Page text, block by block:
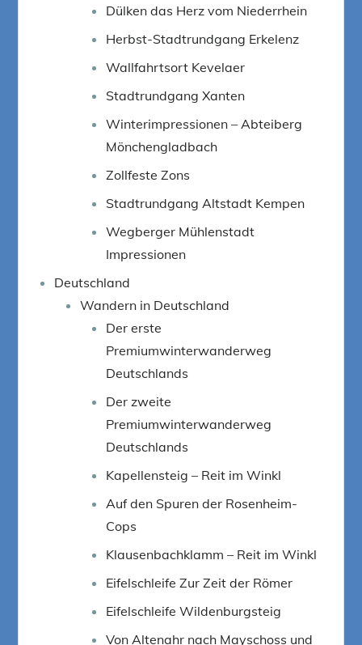
Dülken das Herz vom Niederrhein
Herbst-Stadtrundgang Erkelenz
Wallfahrtsort Kevelaer
Stadtrundgang Xanten
Winterimpressionen – Abteiberg
Mönchengladbach
Zollfeste Zons
Stadtrundgang Altstadt Kempen
Wegberger Mühlenstadt
Impressionen
Deutschland
Wandern in Deutschland
Der erste
Premiumwinterwanderweg
Deutschlands
Der zweite
Premiumwinterwanderweg
Deutschlands
Kapellensteig – Reit im Winkl
Auf den Spuren der Rosenheim-
Cops
Klausenbachklamm – Reit im Winkl
Eifelschleife Zur Zeit der Römer
Eifelschleife Wildenburgsteig
Von Altenahr nach Mayschoss und